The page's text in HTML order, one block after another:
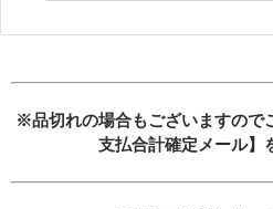
※品切れの場合もございますので
支払合計確定メール】